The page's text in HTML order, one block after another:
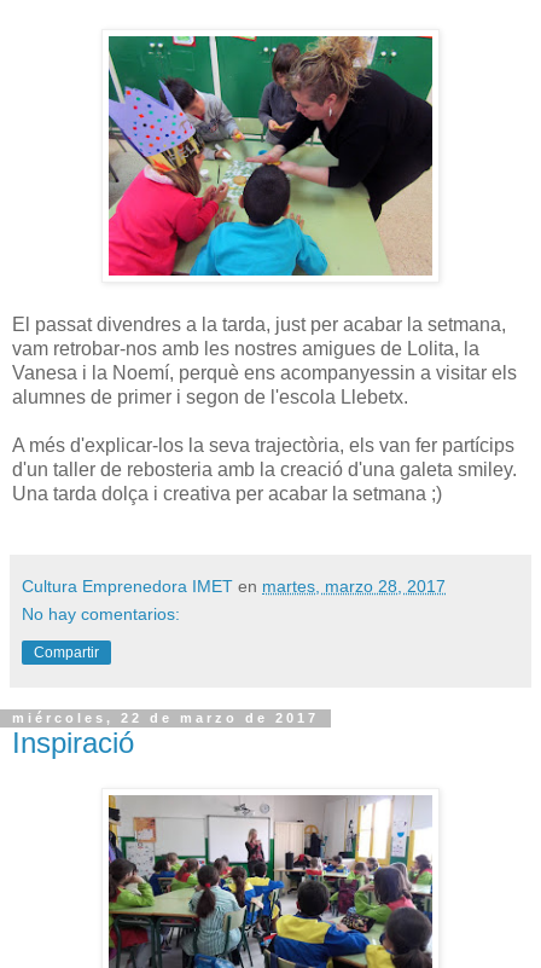
El passat divendres a la tarda, just per acabar la setmana,
vam retrobar-nos amb les nostres amigues de Lolita, la
Vanesa i la Noemí, perquè ens acompanyessin a visitar els
alumnes de primer i segon de l'escola Llebetx.
A més d'explicar-los la seva trajectòria, els van fer partícips
d'un taller de rebosteria amb la creació d'una galeta smiley.
Una tarda dolça i creativa per acabar la setmana ;)
Cultura Emprenedora IMET en martes, marzo 28, 2017
No hay comentarios:
Compartir
miércoles, 22 de marzo de 2017
Inspiració